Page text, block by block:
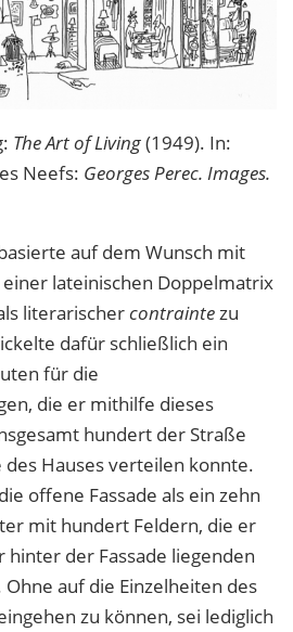
The Art of Living(1949). In:
Neefs: Georges Perec. Images.
auf dem Wunsch mit
lateinischen Doppelmatrix
literarischercontrainte zu
dafür schließlich ein
für die
die er mithilfe dieses
hundert der Straße
Hauses verteilen konnte.
offene Fassade als ein zehn
mit hundert Feldern, die er
der Fassade liegenden
auf die Einzelheiten des
zu können, sei lediglich